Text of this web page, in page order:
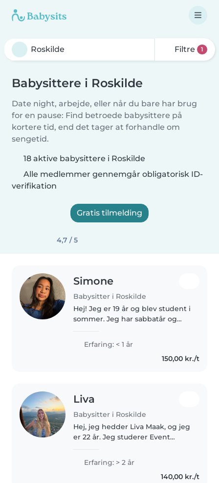
Filtre 1
Babysittere i Roskilde
Date night, arbejde, eller når du bare har brug
for en pause: Find betroede babysittere på
kortere tid, end det tager at forhandle om
sengetid.
18 aktive babysittere i Roskilde
Alle medlemmer gennemgår obligatorisk ID-
verifikation
Gratis tilmelding
4,7 / 5
Simone
Babysitter i Roskilde
Hej! Jeg er 19 år og blev student i
sommer. Jeg har sabbatår og
ekstra ved at passe børn. Jeg er
rolig, ansvarsbevidst og
omsorgsfuld, og kommer..
Erfaring: < 1 år
150,00 kr./t
Liva
Babysitter i Roskilde
Hej, jeg hedder Liva Maak, og jeg
er 22 år. Jeg studerer Event
Zealand i Roskilde og bor
centralt i byen. Jeg har tidligere
passet to dejlige piger på 6 og..
Erfaring: > 2 år
140,00 kr./t